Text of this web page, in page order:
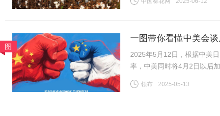
比强度28-30CN/TEX）基差
图
一图带你看懂中美会
2025年5月12日，根据中美
率，中美同时将4月2日以后
施24%。再加上2月美国以芬
领布 2025-05-13